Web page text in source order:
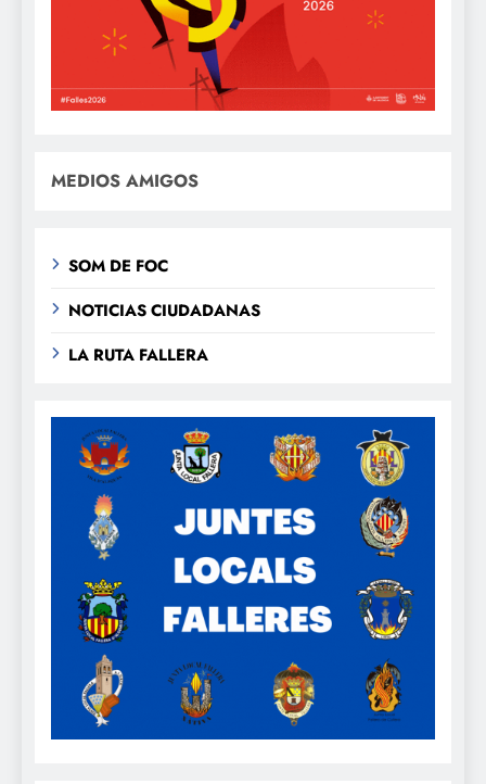
MEDIOS AMIGOS
SOM DE FOC
NOTICIAS CIUDADANAS
LA RUTA FALLERA